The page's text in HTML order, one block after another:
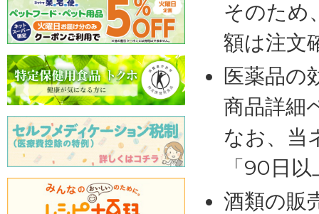
そのため
額は注文
医薬品の
商品詳細
なお、当
「90日
酒類の販